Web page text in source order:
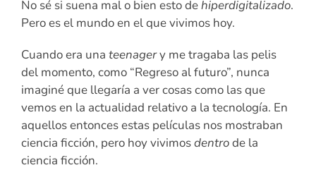
No sé si suena mal o bien esto dehiperdigitalizado.
Pero es el mundo en el que vivimos hoy.
Cuando era una teenagery me tragaba las pelis
del momento, como “Regreso al futuro”, nunca
imaginé que llegaría a ver cosas como las que
vemos en la actualidad relativo a la tecnología. En
aquellos entonces estas películas nos mostraban
ciencia ficción, pero hoy vivimosdentrode la
ciencia ficción.